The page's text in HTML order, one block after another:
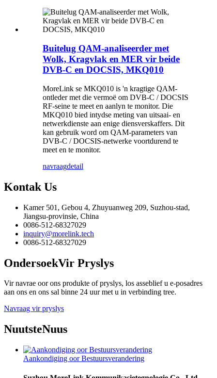
Buitelug QAM-analiseerder met
Wolk, Kragvlak en MER vir beide
DVB-C en DOCSIS, MKQ010
MoreLink se MKQ010 is 'n kragtige QAM-
ontleder met die vermoë om DVB-C / DOCSIS
RF-seine te meet en aanlyn te monitor. Die
MKQ010 bied intydse meting van uitsaai- en
netwerkdienste aan enige diensverskaffers. Dit
kan gebruik word om QAM-parameters van
DVB-C / DOCSIS-netwerke voortdurend te
meet en te monitor.
navraagdetail
Kontak Us
Kamer 501, Gebou 4, Zhuyuanweg 209, Suzhou-stad,
Jiangsu-provinsie, China
0086-512-68327029
inquiry@morelink.tech
0086-512-68327029
OndersoekVir Pryslys
Vir navrae oor ons produkte of pryslys, los asseblief u e-posadres
aan ons en ons sal binne 24 uur met u in verbinding tree.
Navraag vir pryslys
NuutsteNuus
Aankondiging oor Bestuursverandering